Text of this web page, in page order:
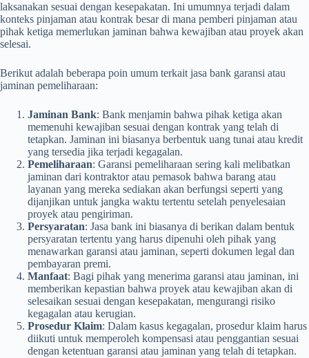
laksanakan sesuai dengan kesepakatan. Ini umumnya terjadi dalam
konteks pinjaman atau kontrak besar di mana pemberi pinjaman atau
pihak ketiga memerlukan jaminan bahwa kewajiban atau proyek akan
selesai.
Berikut adalah beberapa poin umum terkait jasa bank garansi atau
jaminan pemeliharaan:
Jaminan Bank: Bank menjamin bahwa pihak ketiga akan
memenuhi kewajiban sesuai dengan kontrak yang telah di
tetapkan. Jaminan ini biasanya berbentuk uang tunai atau kredit
yang tersedia jika terjadi kegagalan.
Pemeliharaan: Garansi pemeliharaan sering kali melibatkan
jaminan dari kontraktor atau pemasok bahwa barang atau
layanan yang mereka sediakan akan berfungsi seperti yang
dijanjikan untuk jangka waktu tertentu setelah penyelesaian
proyek atau pengiriman.
Persyaratan: Jasa bank ini biasanya di berikan dalam bentuk
persyaratan tertentu yang harus dipenuhi oleh pihak yang
menawarkan garansi atau jaminan, seperti dokumen legal dan
pembayaran premi.
Manfaat: Bagi pihak yang menerima garansi atau jaminan, ini
memberikan kepastian bahwa proyek atau kewajiban akan di
selesaikan sesuai dengan kesepakatan, mengurangi risiko
kegagalan atau kerugian.
Prosedur Klaim: Dalam kasus kegagalan, prosedur klaim harus
diikuti untuk memperoleh kompensasi atau penggantian sesuai
dengan ketentuan garansi atau jaminan yang telah di tetapkan.